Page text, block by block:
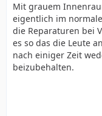
Mit grauem
eigentlich im
die Reparaturen bei
es so das die Leute
nach einiger Zeit
beizubehalten.